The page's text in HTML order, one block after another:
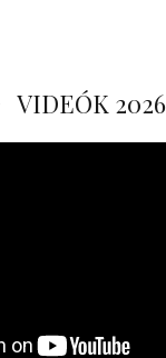
VIDEÓK 2026